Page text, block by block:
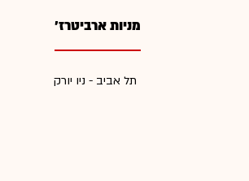
מניות ארביטרז'
תל אביב - ניו יורק